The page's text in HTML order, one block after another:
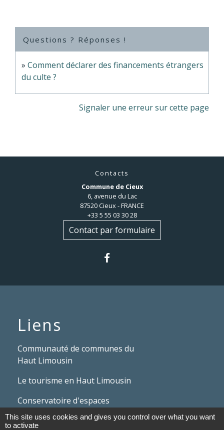
Questions ? Réponses !
Comment déclarer des financements étrangers
du culte ?
Signaler une erreur sur cette page
Contacts
Commune de Cieux
6, avenue du Lac
87520 Cieux - FRANCE
+33 5 55 03 30 28
Contact par formulaire
Liens
Communauté de communes du
Haut Limousin
Le tourisme en Haut Limousin
Conservatoire d'espaces
naturels en Limousin
This site uses cookies and gives you control over what you want
to activate